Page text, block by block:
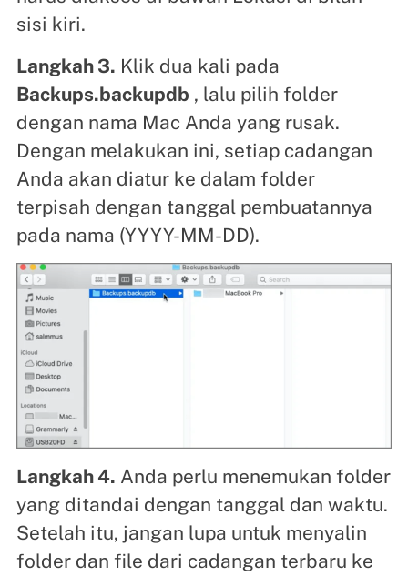
sisi kiri.
Langkah 3. Klik dua kali pada
Backups.backupdb , lalu pilih folder
dengan nama Mac Anda yang rusak.
Dengan melakukan ini, setiap cadangan
Anda akan diatur ke dalam folder
terpisah dengan tanggal pembuatannya
pada nama (YYYY-MM-DD).
Langkah 4. Anda perlu menemukan folder
yang ditandai dengan tanggal dan waktu.
Setelah itu, jangan lupa untuk menyalin
folder dan file dari cadangan terbaru ke